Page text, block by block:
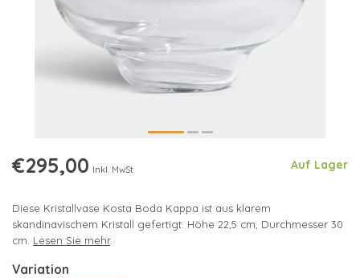
€295,00 Inkl. MwSt. Auf Lager
Diese Kristallvase Kosta Boda Kappa ist aus klarem
skandinavischem Kristall gefertigt. Höhe 22,5 cm, Durchmesser 30
cm. Lesen Sie mehr.
Variation